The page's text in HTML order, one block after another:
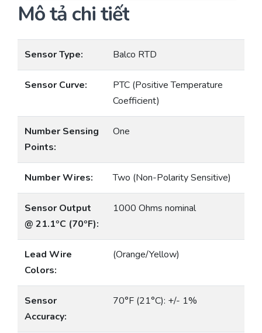
Mô tả chi tiết
Sensor Type: Balco RTD
Sensor Curve:
PTC (Positive Temperature
Coefficient)
Number Sensing
Points:
One
Number Wires: Two (Non-Polarity Sensitive)
Sensor Output
@ 21.1ºC (70ºF):
1000 Ohms nominal
Lead Wire
Colors:
(Orange/Yellow)
Sensor
Accuracy:
70°F (21°C): +/- 1%